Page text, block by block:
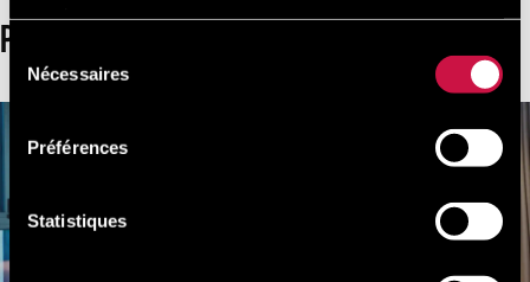
consentement
Nécessaires
Préférences
Statistiques
PLUS DE CHAMBRES